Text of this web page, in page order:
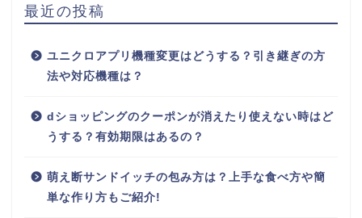
最近の投稿
ユニクロアプリ機種変更はどうする？引き継ぎの方
法や対応機種は？
dショッピングのクーポンが消えたり使えない時はど
うする？有効期限はあるの？
萌え断サンドイッチの包み方は？上手な食べ方や簡
単な作り方もご紹介!